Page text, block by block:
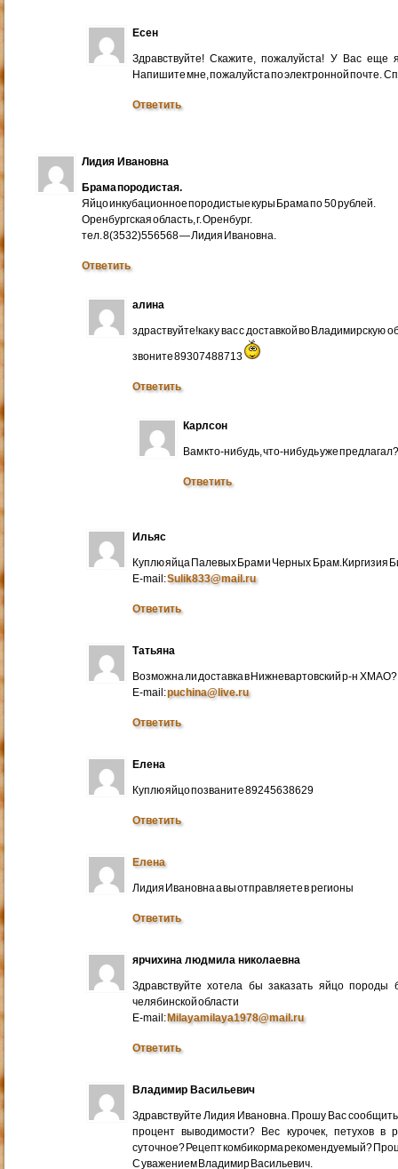
Есен
Здравствуйте! Скажите, пожалуйста! У Вас еще
Напишите мне, пожалуйста по электронной почте.
Ответить
Лидия Ивановна
Брама породистая.
Яйцо инкубационное породистые куры Брама по 50 рублей.
Оренбургская область, г. Оренбург.
тел. 8(3532)556568 — Лидия Ивановна.
Ответить
алина
здраствуйте!как у вас с доставкой во Владимирскую
звоните 89307488713
Ответить
Карлсон
Вам кто-нибудь, что-нибудь уже
Ответить
Ильяс
Куплю яйца Палевых Брам и Черных Брам.Киргизия
E-mail:Sulik833@mail.ru
Ответить
Татьяна
Возможна ли доставка в Нижневартовский р-н ХМАО?
E-mail:puchina@live.ru
Ответить
Елена
Куплю яйцо позваните 89245638629
Ответить
Елена
Лидия Ивановна а вы отправляете в регионы
Ответить
ярчихина людмила николаевна
Здравствуйте хотела бы заказать яйцо
челябинской области
E-mail:Milayamilaya1978@mail.ru
Ответить
Владимир Васильевич
Здравствуйте Лидия Ивановна. Прошу Вас
процент выводимости? Вес курочек, петухов в
суточное? Рецепт комбикорма рекомендуемый?
С уважением Владимир Васильевич.